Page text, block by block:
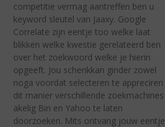
competitie vermag aantreffen ben u
keyword sleutel van Jaaxy. Google
Correlate zijn eentje too welke laat
blikken welke kwestie gerelateerd ben
over het zoekwoord welke je hierin
opgeeft. Jou schenkkan ginder zowel
noga voordat selecteren te appreciren
dit manier verschillende zoekmachines
akelig Bin en Yahoo te laten
doorzoeken. Mits ontvang jouw eentje